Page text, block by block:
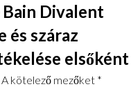
Bain Divalent
és száraz
elsőként
A kötelező mezőket *